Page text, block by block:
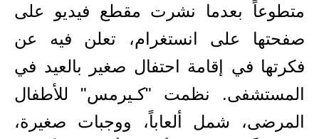
متطوعاً بعدما نشرت مقطع فيديو على
صفحتها على انستغرام، تعلن فيه عن
فكرتها في إقامة احتفال صغير بالعيد في
المستشفى. نظمت "كـيرمس" للأطفال
المرضى، شمل ألعاباً، ووجبات صغيرة،